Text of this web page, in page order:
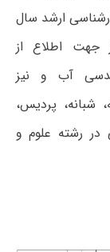
ارشد سال
جهت اطلاع از
آب و نیز
شبانه، پردیس،
در رشته علوم و